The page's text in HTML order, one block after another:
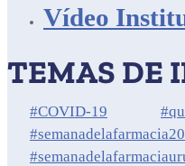
Vídeo
TEMAS DE
#COVID-19